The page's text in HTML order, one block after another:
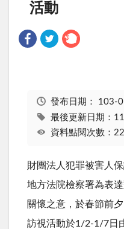
活動
發布日期： 103-
最後更新日期：
資料點閱次數：
財團法人犯罪被害人
地方法院檢察署為表
關懷之意，於春節前
訪視活動於1/2-1/7日